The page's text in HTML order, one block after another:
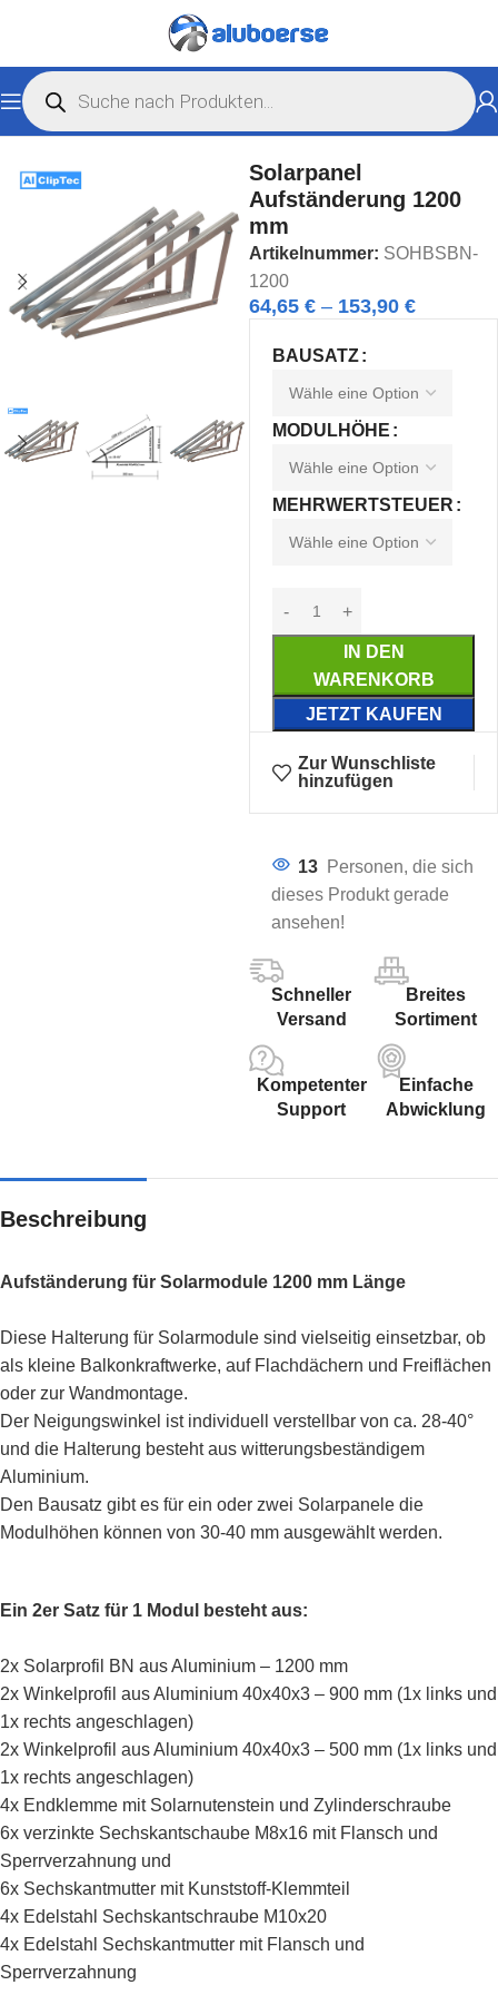
Start Solarshop Aufständerungen für Solarmodule
Solarpanel
Aufständerung 1200
mm
Artikelnummer: SOHBSBN-
1200
64,65 € – 153,90 €
BAUSATZ
MODULHÖHE
MEHRWERTSTEUER
IN DEN
WARENKORB
JETZT KAUFEN
Zur Wunschliste
hinzufügen
13 Personen, die sich
dieses Produkt gerade
ansehen!
Schneller
Versand
Breites
Sortiment
Kompetenter
Support
Einfache
Abwicklung
Beschreibung
Aufständerung für Solarmodule 1200 mm Länge
Diese Halterung für Solarmodule sind vielseitig einsetzbar, ob
als kleine Balkonkraftwerke, auf Flachdächern und Freiflächen
oder zur Wandmontage.
Der Neigungswinkel ist individuell verstellbar von ca. 28-40°
und die Halterung besteht aus witterungsbeständigem
Aluminium.
Den Bausatz gibt es für ein oder zwei Solarpanele die
Modulhöhen können von 30-40 mm ausgewählt werden.
Ein 2er Satz für 1 Modul besteht aus:
2x Solarprofil BN aus Aluminium – 1200 mm
2x Winkelprofil aus Aluminium 40x40x3 – 900 mm (1x links und
1x rechts angeschlagen)
2x Winkelprofil aus Aluminium 40x40x3 – 500 mm (1x links und
1x rechts angeschlagen)
4x Endklemme mit Solarnutenstein und Zylinderschraube
6x verzinkte Sechskantschaube M8x16 mit Flansch und
Sperrverzahnung und
6x Sechskantmutter mit Kunststoff-Klemmteil
4x Edelstahl Sechskantschraube M10x20
4x Edelstahl Sechskantmutter mit Flansch und
Sperrverzahnung